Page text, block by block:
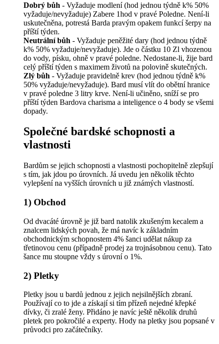
Dobrý bůh - Vyžaduje modlení (hod jednou týdně k% 50%
vyžaduje/nevyžaduje) Zabere 1hod v pravé Poledne. Není-li
uskutečněna, potrestá Barda pravým opakem funkcí šerpy na
příští týden.
Neutrální bůh - Vyžaduje peněžité dary (hod jednou týdně
k% 50% vyžaduje/nevyžaduje). Jde o částku 10 Zl vhozenou
do vody, písku, ohně v pravé poledne. Nedostane-li, žije bard
celý příští týden s maximem životů na polovině skutečných.
Zlý bůh - Vyžaduje pravidelně krev (hod jednou týdně k%
50% vyžaduje/nevyžaduje). Bard musí vlít do obětní hranice
v pravé poledne 3 litry krve. Není-li učiněno, sníží se pro
příští týden Bardova charisma a inteligence o 4 body se všemi
dopady.
Společné bardské schopnosti a
vlastnosti
Bardům se jejich schopnosti a vlastnosti pochopitelně zlepšují
s tím, jak jdou po úrovních. Já uvedu jen několik těchto
vylepšení na vyšších úrovních u již známých vlastností.
1) Obchod
Od dvacáté úrovně je již bard natolik zkušeným kecalem a
znalcem lidských povah, že má navíc k základním
obchodnickým schopnostem 4% šanci udělat nákup za
třetinovou cenu (případně prodej za trojnásobnou cenu). Tato
šance mu stoupne vždy s úrovní o 1%.
2) Pletky
Pletky jsou u bardů jednou z jejich nejsilnějších zbraní.
Používají co to jde a získají si tím přízeň nejedné křepké
dívky, či zralé ženy. Přidáno je navíc ještě několik druhů
pletek pro pokročilé a experty. Hody na pletky jsou popsané v
průvodci pro začátečníky.